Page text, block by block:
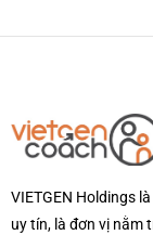
VIETGEN Holdings
uy tín, là đơn vị nằm